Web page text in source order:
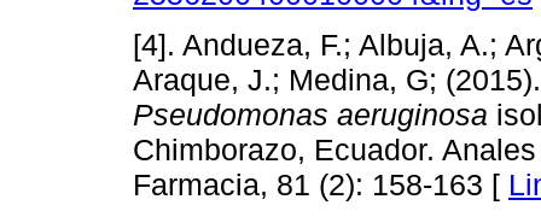
[4]. Andueza, F.; Albuja, A.;
Araque, J.; Medina, G;
Pseudomonas aeruginosa
Chimborazo, Ecuador.
Farmacia, 81 (2): 158-163 [